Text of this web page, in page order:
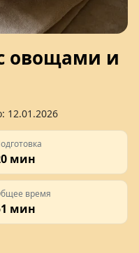
овощами и
12.01.2026
мин
время
мин